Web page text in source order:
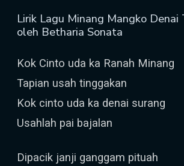
Lirik Lagu Minang Mangko Denai
oleh Betharia Sonata
Kok Cinto uda ka Ranah Minang
Tapian usah tinggakan
Kok cinto uda ka denai surang
Usahlah pai bajalan
Dipacik janji ganggam pituah